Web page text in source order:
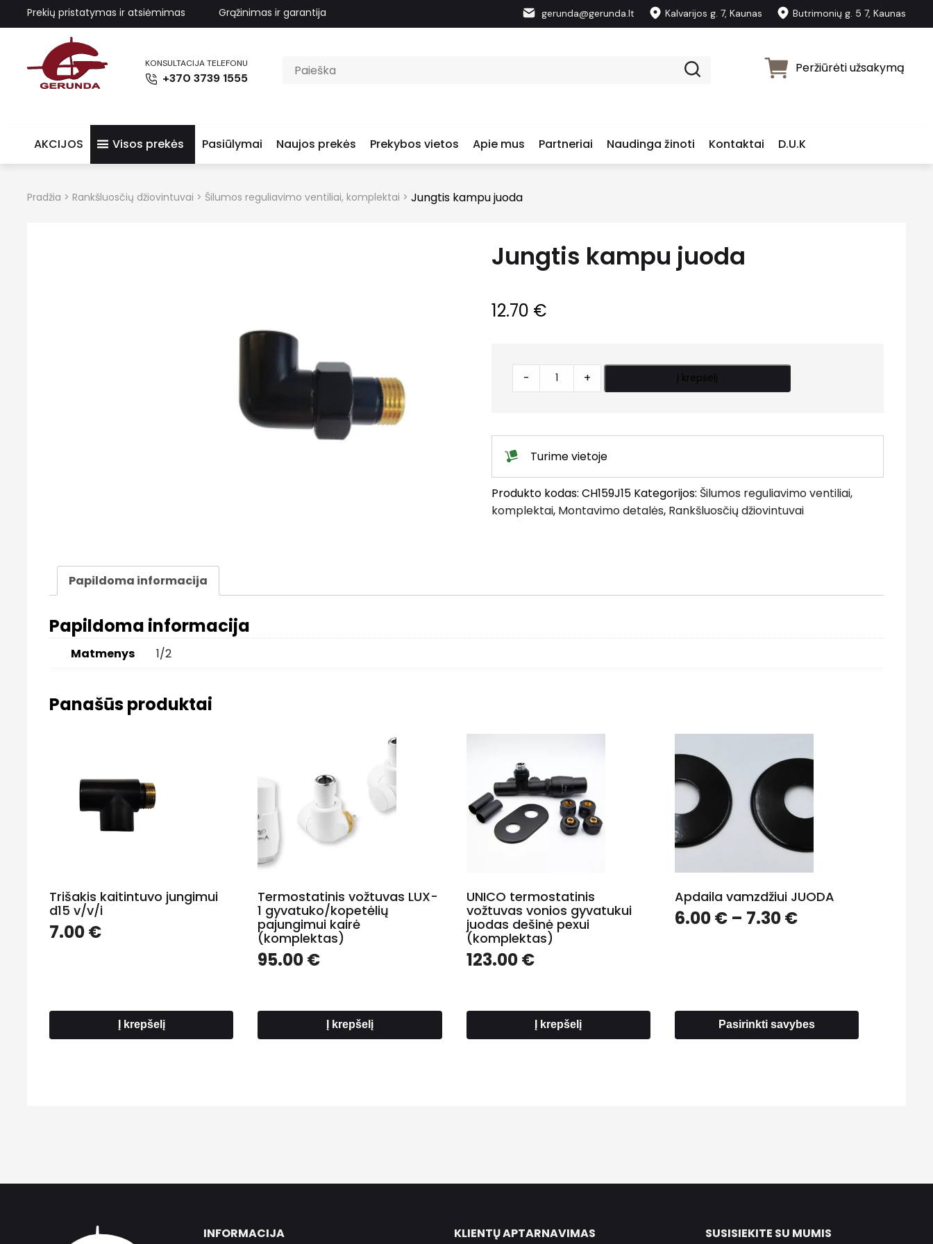
Prekių pristatymas ir atsiėmimas Grąžinimas ir garantija gerunda@gerunda.lt Kalvarijos g. 7, Kaunas Butrimonių g. 5 7, Kaunas
KONSULTACIJA TELEFONU
+370 3739 1555
Peržiūrėti užsakymą
AKCIJOS Visos prekės Pasiūlymai Naujos prekės Prekybos vietos Apie mus Partneriai Naudinga žinoti Kontaktai D.U.K
Pradžia > Rankšluosčių džiovintuvai > Šilumos reguliavimo ventiliai, komplektai > Jungtis kampu juoda
Jungtis kampu juoda
12.70 €
kampu
- + Į krepšelį
Turime vietoje
Produkto kodas:CH159J15 Kategorijos: Šilumos reguliavimo ventiliai,
komplektai, Montavimo detalės, Rankšluosčių džiovintuvai
Papildoma informacija
Papildoma informacija
Matmenys 1/2
Panašūs produktai
Trišakis kaitintuvo jungimui
d15 v/v/i
7.00€
Į krepšelį
Termostatinis vožtuvas LUX-
1 gyvatuko/kopetėlių
pajungimui kairė
(komplektas)
95.00€
Į krepšelį
UNICO termostatinis
vožtuvas vonios gyvatukui
juodas dešinė pexui
(komplektas)
123.00€
Į krepšelį
Apdaila vamzdžiui JUODA
6.00€ – 7.30€Price
Pasirinkti savybes
INFORMACIJA KLIENTŲ APTARNAVIMAS SUSISIEKITE SU MUMIS